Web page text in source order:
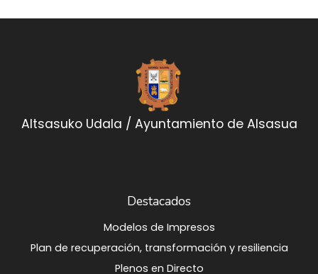
Altsasuko Udala / Ayuntamiento de Alsasua
Destacados
Modelos de Impresos
Plan de recuperación, transformación y resiliencia
Plenos en Directo